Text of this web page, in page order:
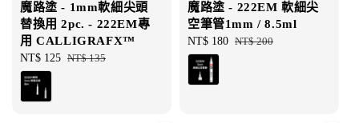
魔路塗 - 1mm軟細尖頭
替換用 2pc. - 222EM專
用 CALLIGRAFX™
Sale
price
NT$ 125 Regular
NT$ 135
魔路塗 - 222EM 軟細尖
空筆管1mm / 8.5ml
Sale
price
NT$ 180 Regular
NT$ 200